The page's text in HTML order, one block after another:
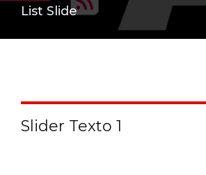
List Slide
Slider Texto 1